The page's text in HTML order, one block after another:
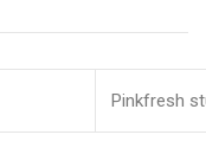
Pinkfresh